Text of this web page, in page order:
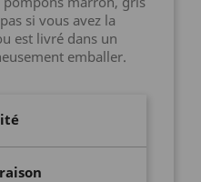
si vous avez la
est livré dans un
emballer.